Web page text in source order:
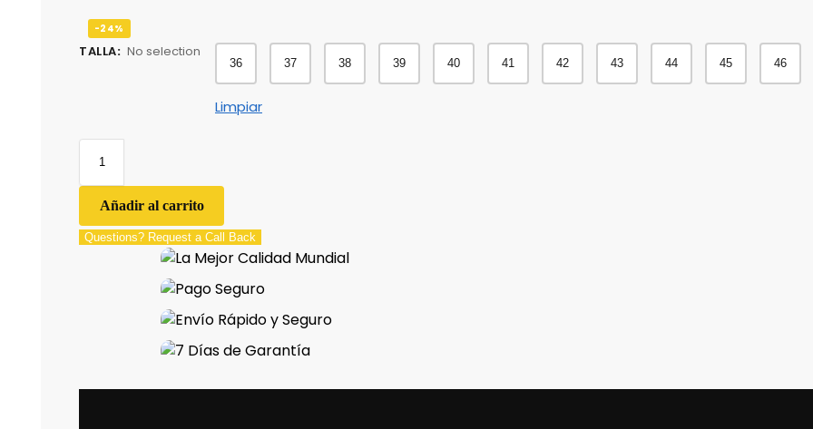
-24%
TALLA: No selection
36 37 38 39 40 41 42 43 44 45 46
Limpiar
Añadir al carrito
Questions? Request a Call Back